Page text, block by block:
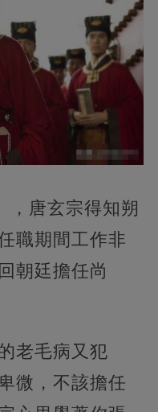
，唐玄宗得知朔
職期間工作非
朝廷擔任尚
老毛病又犯
微，不該擔任